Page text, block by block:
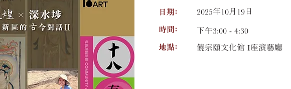
日期﹕
時間﹕
地點﹕
2025年10月19日
下午3:00 - 4:30
饒宗頤文化館 I座演藝廳